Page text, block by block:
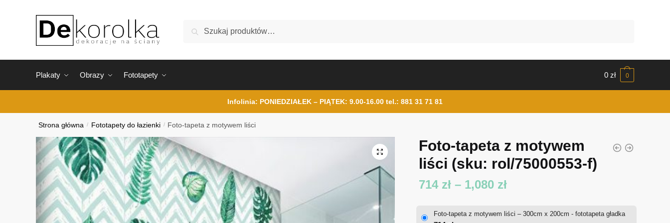
Szukaj
Plakaty Obrazy Fototapety 0 zł 0
Infolinia: PONIEDZIAŁEK – PIĄTEK: 9.00-16.00 tel.: 881 31 71 81
Strona główna / Fototapety do łazienki / Foto-tapeta z motywem liści
Foto-tapeta z motywem
liści (sku: rol/75000553-f)
714 zł – 1,080 złZakres
Foto-tapeta z motywem liści – 300cm x 200cm - fototapeta gładka